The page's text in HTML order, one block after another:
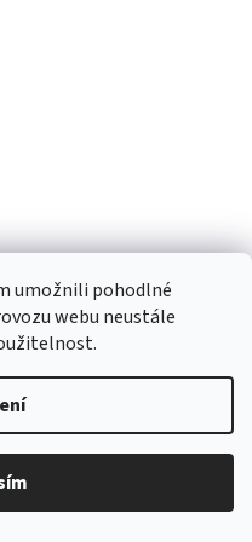
umožnili pohodlné
webu neustále
informace o nových
ochrany osobních údajů